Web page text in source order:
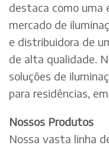
destaca como uma
mercado de
e distribuidora de
de alta qualidade.
soluções de
para residências,
Nossos Produtos
Nossa vasta linha